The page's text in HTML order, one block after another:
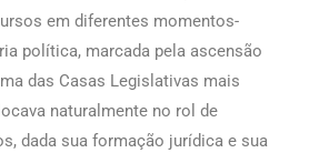
em diferentes momentos-
política, marcada pela ascensão
das Casas Legislativas mais
naturalmente no rol de
dada sua formação jurídica e sua